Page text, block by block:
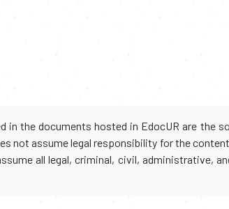
in the documents hosted in EdocUR are
not assume legal responsibility for the
all legal, criminal, civil, administrative,